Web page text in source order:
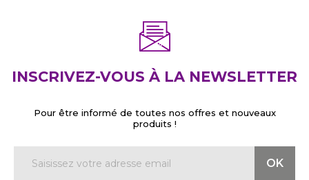
INSCRIVEZ-VOUS À LA NEWSLETTER
Pour être informé de toutes nos offres et nouveaux
produits !